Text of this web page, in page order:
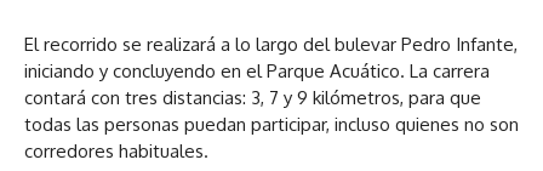
El recorrido se realizará a lo largo del bulevar Pedro Infante,
iniciando y concluyendo en el Parque Acuático. La carrera
contará con tres distancias: 3, 7 y 9 kilómetros, para que
todas las personas puedan participar, incluso quienes no son
corredores habituales.